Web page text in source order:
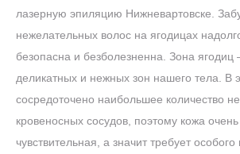
лазерную эпиляцию Нижневартовске.
нежелательных волос на ягодицах
безопасна и безболезненна. Зона
деликатных и нежных зон нашего тела. В
сосредоточено наибольшее количество
кровеносных сосудов, поэтому кожа
чувствительная, а значит требует